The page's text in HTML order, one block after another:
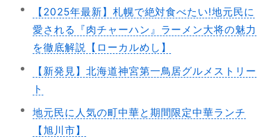
【2025年最新】札幌で絶対食べたい!地元民に
愛される『肉チャーハン』ラーメン大将の魅力
を徹底解説【ローカルめし】
【新発見】北海道神宮第一鳥居グルメストリー
ト
地元民に人気の町中華と期間限定中華ランチ
【旭川市】